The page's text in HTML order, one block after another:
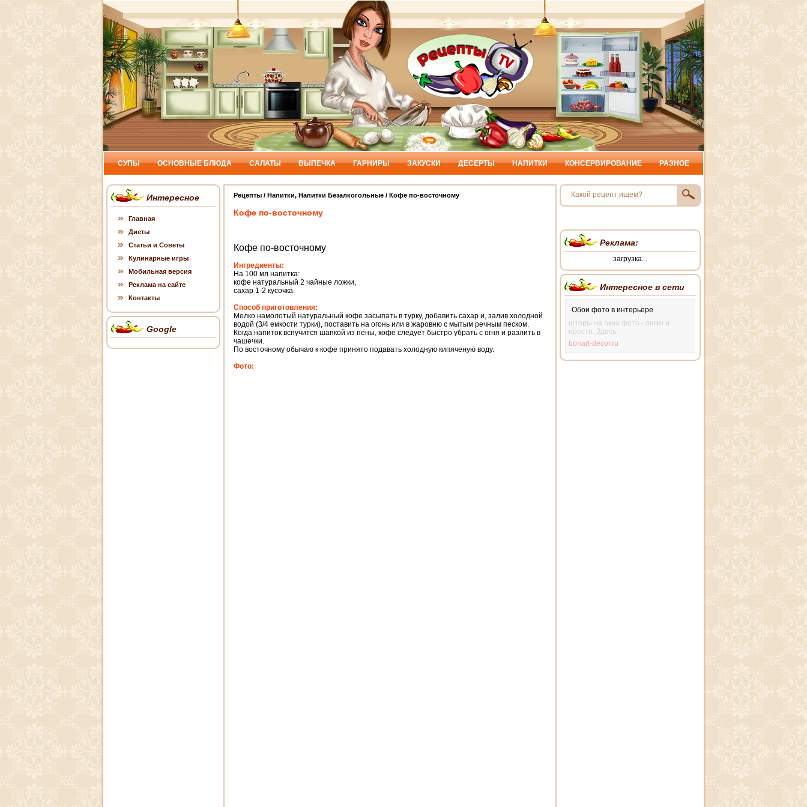
СУПЫ ОСНОВНЫЕ БЛЮДА САЛАТЫ ВЫПЕЧКА ГАРНИРЫ ЗАКУСКИ ДЕСЕРТЫ НАПИТКИ КОНСЕРВИРОВАНИЕ РАЗНОЕ
Рецепты / Напитки, Напитки Безалкогольные / Кофе по-восточному
Кофе по-восточному
Кофе по-восточному
Ингредиенты:
На 100 мл напитка:
кофе натуральный 2 чайные ложки,
сахар 1-2 кусочка.
Способ приготовления:
Мелко намолотый натуральный кофе засыпать в турку, добавить сахар и, залив холодной
водой (3/4 емкости турки), поставить на огонь или в жаровню с мытым речным песком.
Когда напиток вспучится шапкой из пены, кофе следует быстро убрать с огня и разлить в
чашечки.
По восточному обычаю к кофе принято подавать холодную кипяченую воду.
Фото:
Интересное
Главная
Диеты
Статьи и Советы
Кулинарные игры
Мобильная версия
Реклама на сайте
Контакты
Google
Реклама:
загрузка...
Интересное в сети
Обои фото в интерьере
шторы на окна фото - легко и
просто. Здесь
bonart-decor.ru